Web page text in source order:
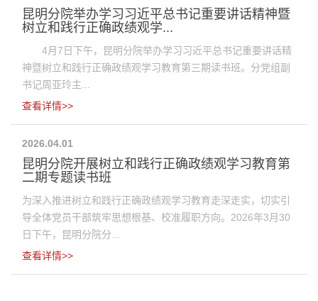
昆明分院举办学习习近平总书记重要讲话精神暨
树立和践行正确政绩观学...
4月7日下午，昆明分院举办学习习近平总书记重要讲话精
神暨树立和践行正确政绩观学习教育第三期读书班。分党组副
书记周亚玲主...
查看详情>>
2026.04.01
昆明分院开展树立和践行正确政绩观学习教育第
二期专题读书班
为深入推进树立和践行正确政绩观学习教育走深走实，切实引
导全体党员干部筑牢思想根基、校准履职方向。2026年3月30
日下午，昆明分院分...
查看详情>>